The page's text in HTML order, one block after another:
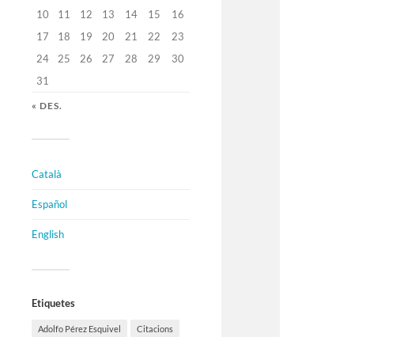
10
11 12 13 14 15
16
17
18 19 20 21 22
23
24
25 26 27 28 29
30
31
« DES.
Català
Español
English
Etiquetes
Adolfo Pérez Esquivel Citacions